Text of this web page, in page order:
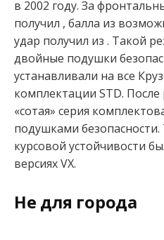
в 2002 году. За
получил , балла из
удар получил из . Такой
двойные подушки
устанавливали на все
комплектации STD.
«сотая» серия
подушками
курсовой устойчивости
версиях VX.
Не для города